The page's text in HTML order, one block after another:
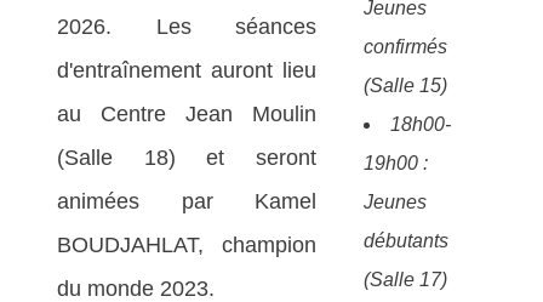
2026. Les séances
d'entraînement auront lieu
au Centre Jean Moulin
(Salle 18) et seront
animées par Kamel
BOUDJAHLAT, champion
du monde 2023.
Jeunes
confirmés
(Salle 15)
18h00-
19h00 :
Jeunes
débutants
(Salle 17)